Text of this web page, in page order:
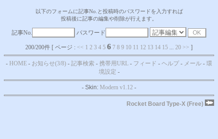
以下のフォームに記事No.と投稿時のパスワードを入力すれば
投稿後に記事の編集や削除が行えます。
記事No. パスワード
200/200件 [ ページ : << 1 2 3 4 5 6 7 8 9 10 11 12 13 14 15 20 >> ]
- HOME - お知らせ(3/8) - 記事検索 - 携帯用URL - フィード - ヘルプ - メール - 環
境設定 -
- Skin: Modern v1.12 -
Rocket Board Type-X (Free)